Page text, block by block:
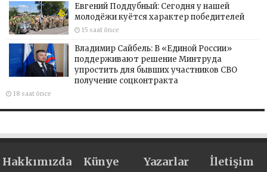
Евгений Поддубный: Сегодня у нашей
молодёжи куётся характер победителей
15 saat önce
Владимир Сайбель: В «Единой России»
поддерживают решение Минтруда
упростить для бывших участников СВО
получение соцконтракта
18 saat önce
Hakkımızda Künye Yazarlar İletişim